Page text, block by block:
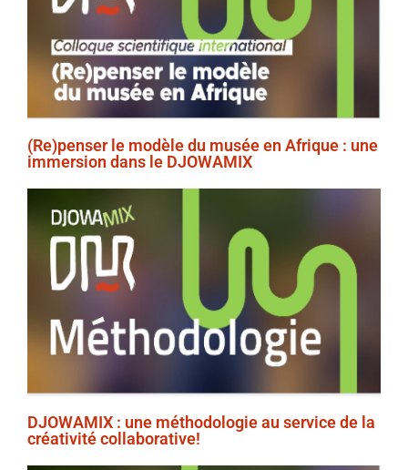
(Re)penser le modèle du musée en Afrique : une
immersion dans le DJOWAMIX
DJOWAMIX : une méthodologie au service de la
créativité collaborative!